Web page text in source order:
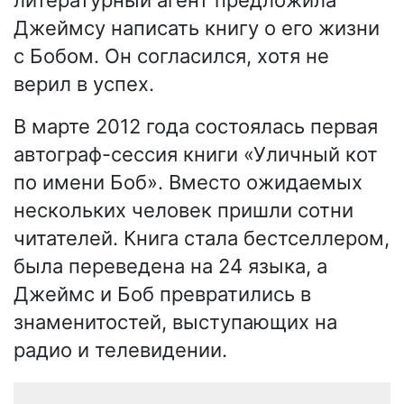
Джеймсу написать книгу о его жизни
с Бобом. Он согласился, хотя не
верил в успех.
В марте 2012 года состоялась первая
автограф-сессия книги «Уличный кот
по имени Боб». Вместо ожидаемых
нескольких человек пришли сотни
читателей. Книга стала бестселлером,
была переведена на 24 языка, а
Джеймс и Боб превратились в
знаменитостей, выступающих на
радио и телевидении.